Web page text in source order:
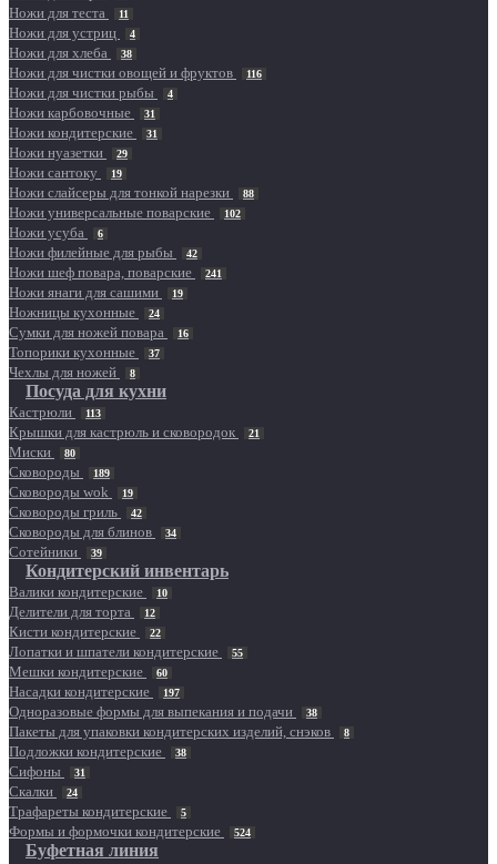
Ножи для теста 11
Ножи для устриц 4
Ножи для хлеба 38
Ножи для чистки овощей и фруктов 116
Ножи для чистки рыбы 4
Ножи карбовочные 31
Ножи кондитерские 31
Ножи нуазетки 29
Ножи сантоку 19
Ножи слайсеры для тонкой нарезки 88
Ножи универсальные поварские 102
Ножи усуба 6
Ножи филейные для рыбы 42
Ножи шеф повара, поварские 241
Ножи янаги для сашими 19
Ножницы кухонные 24
Сумки для ножей повара 16
Топорики кухонные 37
Чехлы для ножей 8
Посуда для кухни
Кастрюли 113
Крышки для кастрюль и сковородок 21
Миски 80
Сковороды 189
Сковороды wok 19
Сковороды гриль 42
Сковороды для блинов 34
Сотейники 39
Кондитерский инвентарь
Валики кондитерские 10
Делители для торта 12
Кисти кондитерские 22
Лопатки и шпатели кондитерские 55
Мешки кондитерские 60
Насадки кондитерские 197
Одноразовые формы для выпекания и подачи 38
Пакеты для упаковки кондитерских изделий, снэков 8
Подложки кондитерские 38
Сифоны 31
Скалки 24
Трафареты кондитерские 5
Формы и формочки кондитерские 524
Буфетная линия